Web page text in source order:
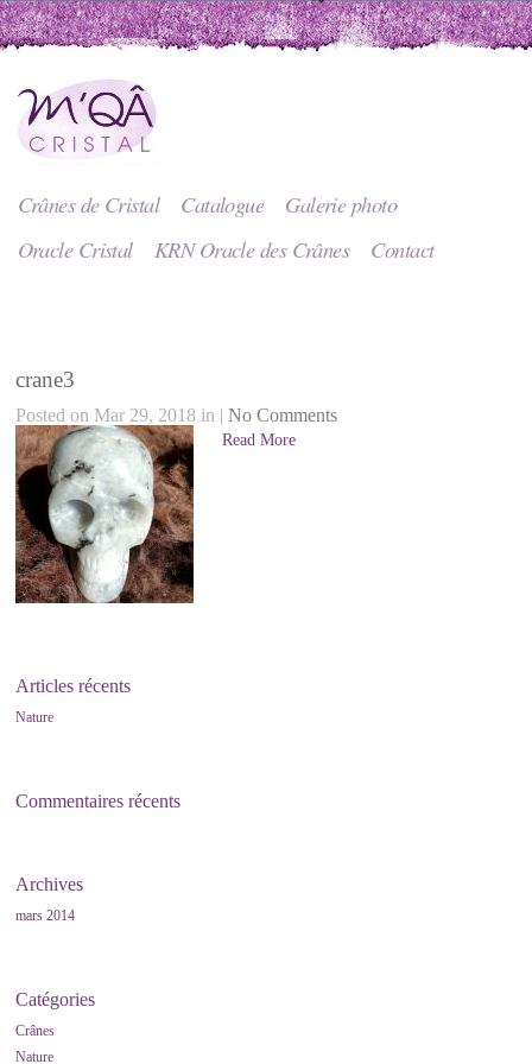
Crânes de Cristal Catalogue
Galerie photo
Oracle Cristal
KRN Oracle des Crânes Contact
crane3
Posted on Mar 29, 2018 in |No Comments
Read More
Articles récents
Nature
Commentaires récents
Archives
mars 2014
Catégories
Crânes
Nature